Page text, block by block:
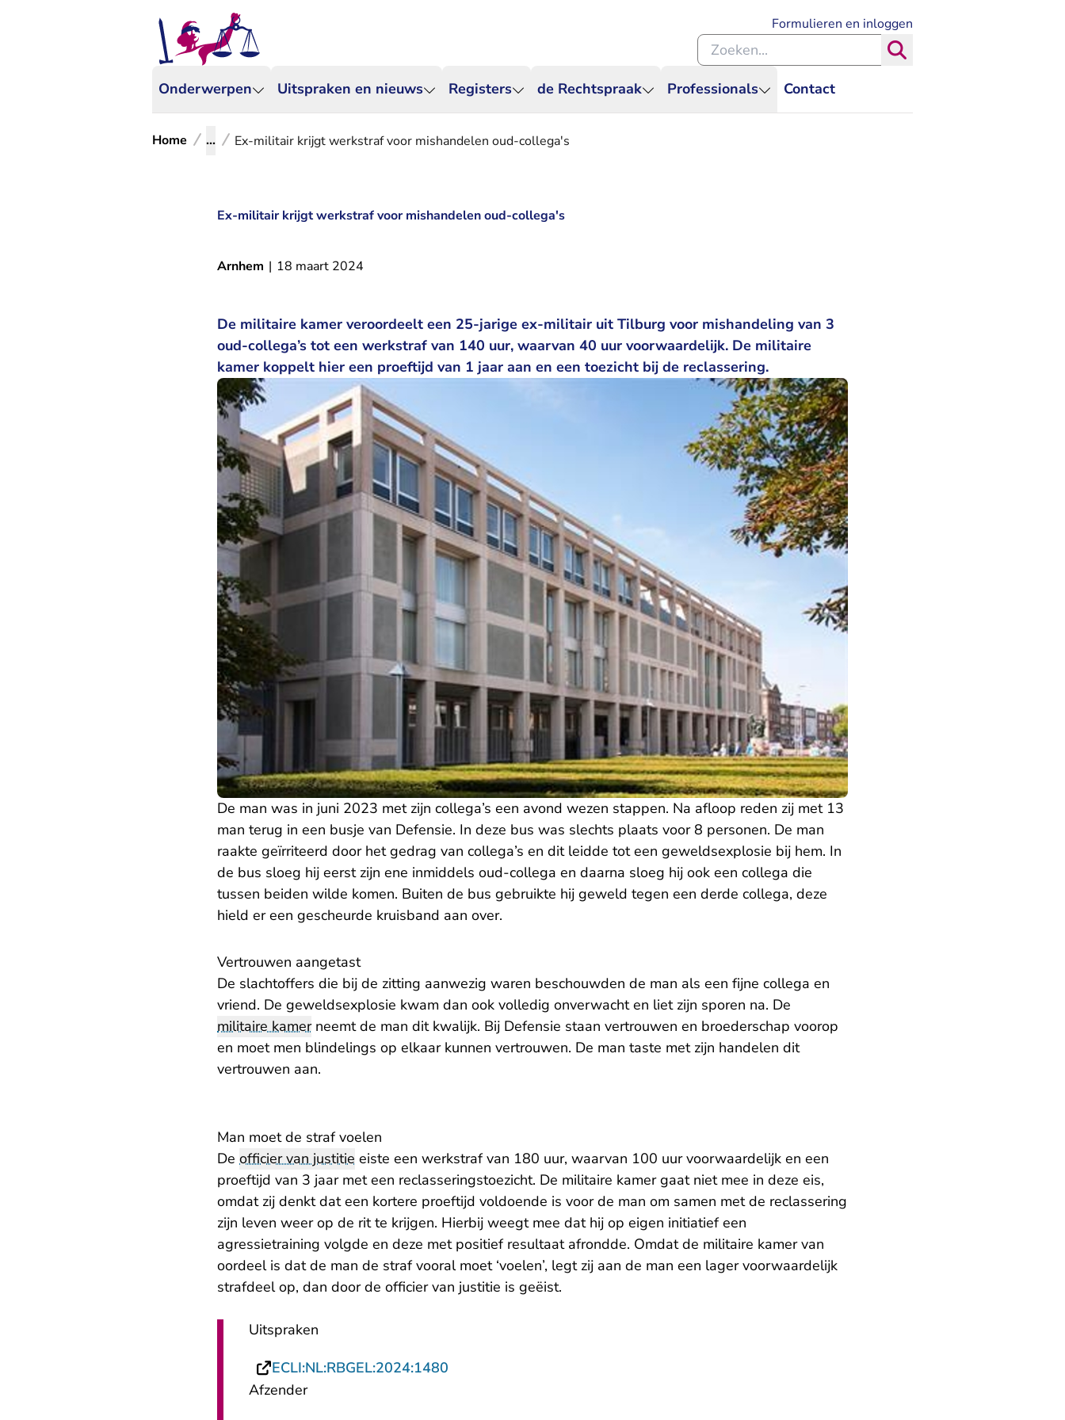
Onderwerpen Uitspraken en nieuws Registers de Rechtspraak Professionals Contact
Formulieren en inloggen
Zoeken binnen de Rechtspraak
Home ... Ex-militair krijgt werkstraf voor mishandelen oud-collega's
Ex-militair krijgt werkstraf voor mishandelen oud-collega's
Arnhem | 18 maart 2024
De militaire kamer veroordeelt een 25-jarige ex-militair uit Tilburg voor mishandeling van 3
oud-collega’s tot een werkstraf van 140 uur, waarvan 40 uur voorwaardelijk. De militaire
kamer koppelt hier een proeftijd van 1 jaar aan en een toezicht bij de reclassering.
De man was in juni 2023 met zijn collega’s een avond wezen stappen. Na afloop reden zij met 13
man terug in een busje van Defensie. In deze bus was slechts plaats voor 8 personen. De man
raakte geïrriteerd door het gedrag van collega’s en dit leidde tot een geweldsexplosie bij hem. In
de bus sloeg hij eerst zijn ene inmiddels oud-collega en daarna sloeg hij ook een collega die
tussen beiden wilde komen. Buiten de bus gebruikte hij geweld tegen een derde collega, deze
hield er een gescheurde kruisband aan over.
Vertrouwen aangetast
De slachtoffers die bij de zitting aanwezig waren beschouwden de man als een fijne collega en
vriend. De geweldsexplosie kwam dan ook volledig onverwacht en liet zijn sporen na. De
militaire kamerneemt de man dit kwalijk. Bij Defensie staan vertrouwen en broederschap voorop
en moet men blindelings op elkaar kunnen vertrouwen. De man taste met zijn handelen dit
vertrouwen aan.
Man moet de straf voelen
De officier van justitie eiste een werkstraf van 180 uur, waarvan 100 uur voorwaardelijk en een
proeftijd van 3 jaar met een reclasseringstoezicht. De militaire kamer gaat niet mee in deze eis,
omdat zij denkt dat een kortere proeftijd voldoende is voor de man om samen met de reclassering
zijn leven weer op de rit te krijgen. Hierbij weegt mee dat hij op eigen initiatief een
agressietraining volgde en deze met positief resultaat afrondde. Omdat de militaire kamer van
oordeel is dat de man de straf vooral moet ‘voelen’, legt zij aan de man een lager voorwaardelijk
strafdeel op, dan door de officier van justitie is geëist.
Uitspraken
ECLI:NL:RBGEL:2024:1480
Afzender